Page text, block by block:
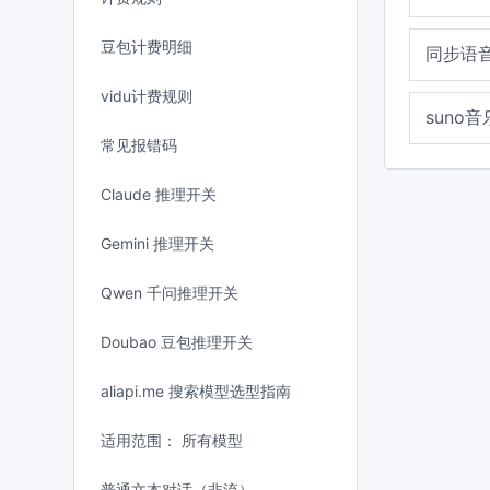
豆包计费明细
vidu计费规则
常见报错码
Claude 推理开关
Gemini 推理开关
Qwen 千问推理开关
Doubao 豆包推理开关
aliapi.me 搜索模型选型指南
适用范围： 所有模型
同步语
suno音